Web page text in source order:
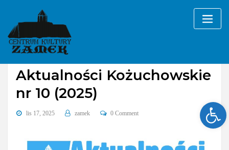
content
2025 Aktualności Kożuchowskie
Aktualności Kożuchowskie
nr 10 (2025)
lis 17, 2025 zamek 0 Comment